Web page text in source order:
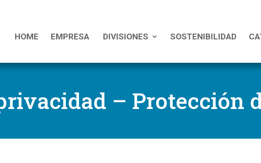
HOME EMPRESA DIVISIONES SOSTENIBILIDAD
– Protección